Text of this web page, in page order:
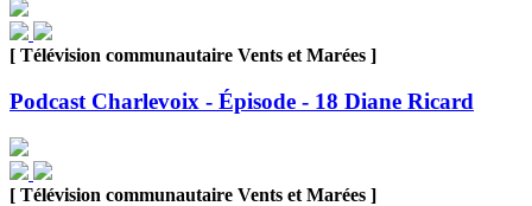
[ Télévision communautaire Vents et Marées ]
Podcast Charlevoix - Épisode - 18 Diane Ricard
[ Télévision communautaire Vents et Marées ]